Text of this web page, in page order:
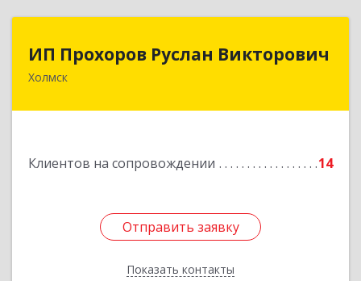
ИП Прохоров Руслан Викторович
Холмск
Клиентов на сопровождении 14
Отправить заявку
Показать контакты
694620, Сахалинская обл, Холмский р-н, Холмск
Отправить заявку
Назад